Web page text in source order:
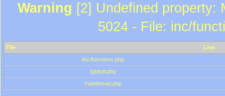
Warning [2] Undefined property:
5024 - File: inc/
File
Line
/inc/functions.php
/global.php
/ratethread.php